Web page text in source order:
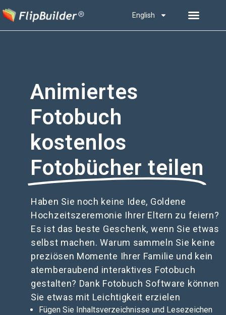
English
Animiertes
Fotobuch
kostenlos
Fotobücher teilen
Haben Sie noch keine Idee, Goldene
Hochzeitszeremonie Ihrer Eltern zu feiern?
Es ist das beste Geschenk, wenn Sie etwas
selbst machen. Warum sammeln Sie keine
preziösen Momente Ihrer Familie und kein
atemberaubend interaktives Fotobuch
gestalten? Dank Fotobuch Software können
Sie etwas mit Leichtigkeit erzielen
Fügen Sie Inhaltsverzeichnisse und Lesezeichen